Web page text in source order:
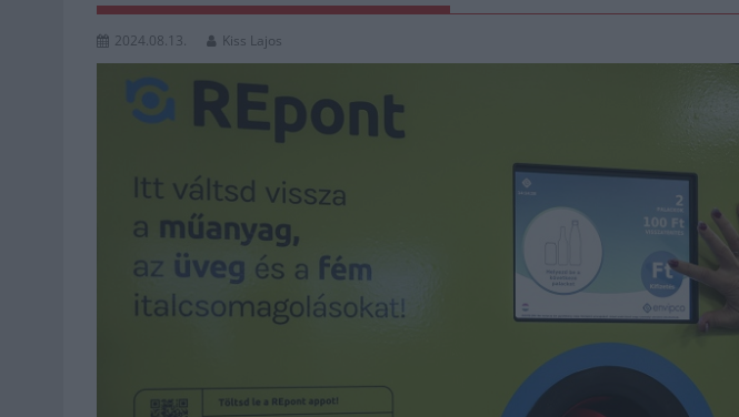
2024.08.13. Kiss Lajos